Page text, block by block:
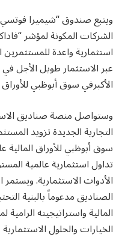
استثمارية واعدة
عبر الاستثمار طويل الأجل
الأكبرفي سوق أبوظبي للأوراق
وستواصل منصة صناديق
التجارية الجديدة تزويد
سوق أبوظبي للأوراق المالية
تداول استثمارية عالمية
الأدوات الاستثمارية.
الصناديق مدعوماً بالبنية
المالية واستراتيجيته
الخيارات والحلول